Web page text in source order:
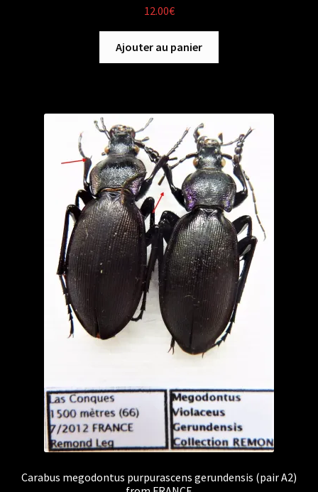
12.00€
Ajouter au panier
Carabus megodontus purpurascens gerundensis (pair A2)